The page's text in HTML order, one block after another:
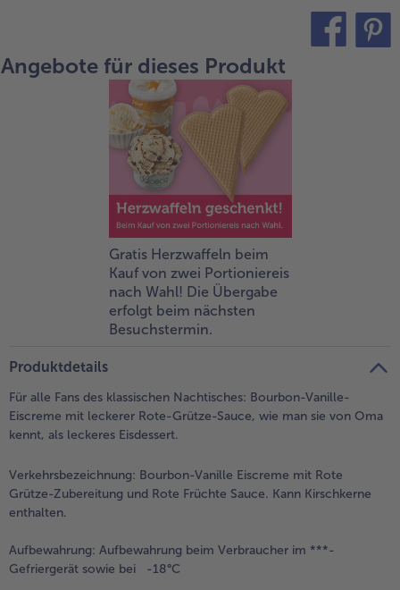
alle Kuchen & Torten
Süßspeisen
alle Süßspeisen
Obst
alle Obst
Wein & Spirituosen
alle Wein & Spirituosen
Küchenutensilien
alle Küchenutensilien
alle bofrost*free
bofrost*high Protein
alle bofrost*high Protein
bofrost*plus.
alle bofrost*plus.
Weiterempfehlen &
Angebote für dieses Produkt
Gratis Herzwaffeln beim
Kauf von zwei Portioniereis
nach Wahl! Die Übergabe
erfolgt beim nächsten
Besuchstermin.
Produktdetails
Für alle Fans des klassischen Nachtisches: Bourbon-Vanille-
Eiscreme mit leckerer Rote-Grütze-Sauce, wie man sie von Oma
kennt, als leckeres Eisdessert.
Verkehrsbezeichnung: Bourbon-Vanille Eiscreme mit Rote
Grütze-Zubereitung und Rote Früchte Sauce. Kann Kirschkerne
enthalten.
Aufbewahrung: Aufbewahrung beim Verbraucher im ***-
Gefriergerät sowie bei -18°C